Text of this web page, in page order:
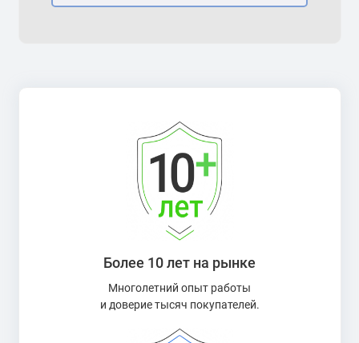
Более 10 лет на рынке
Многолетний опыт работы
и доверие тысяч покупателей.